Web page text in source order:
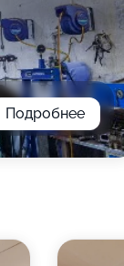
Подробнее